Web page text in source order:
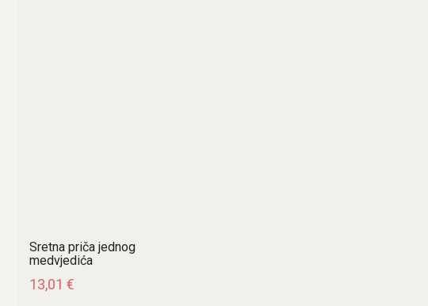
Sretna priča jednog
medvjedića
13,01 €